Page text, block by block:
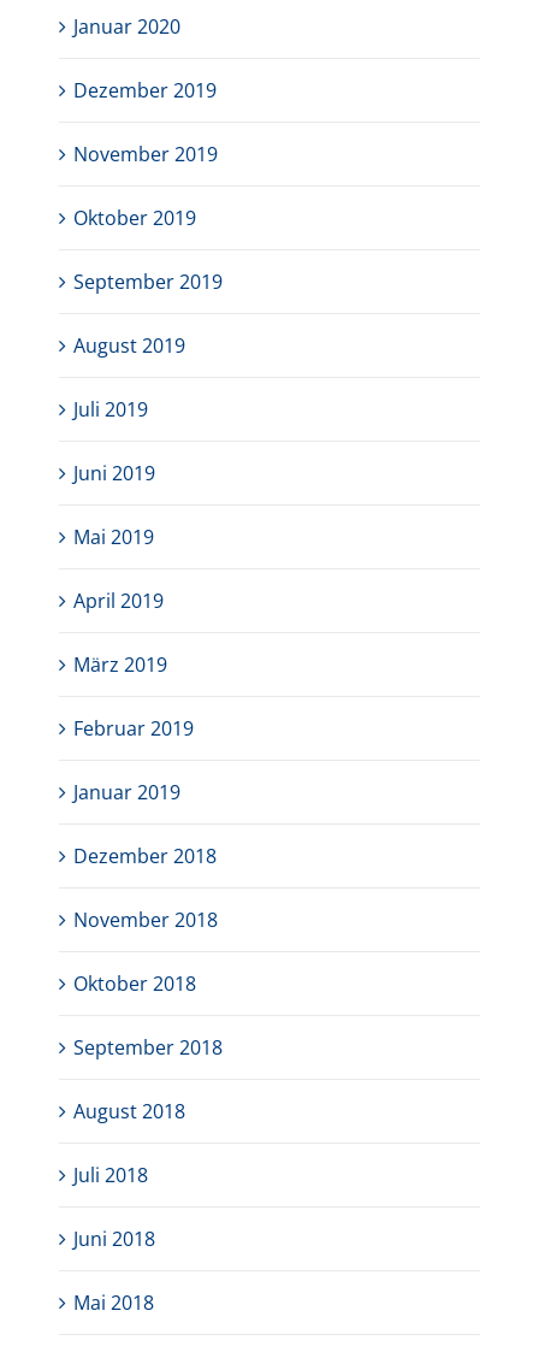
Januar 2020
Dezember 2019
November 2019
Oktober 2019
September 2019
August 2019
Juli 2019
Juni 2019
Mai 2019
April 2019
März 2019
Februar 2019
Januar 2019
Dezember 2018
November 2018
Oktober 2018
September 2018
August 2018
Juli 2018
Juni 2018
Mai 2018